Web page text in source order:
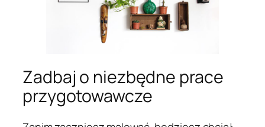
Zadbaj o niezbędne prace
przygotowawcze